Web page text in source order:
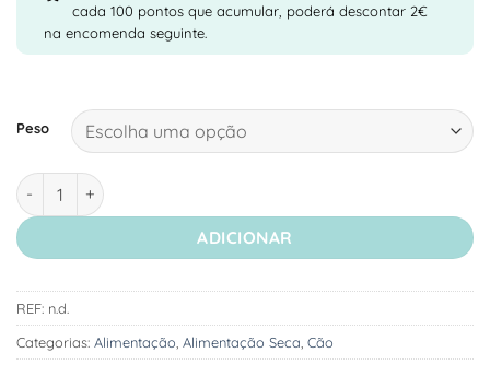
cada 100 pontos que acumular, poderá descontar 2€
na encomenda seguinte.
Peso
Quantidade de Josera Balance - Ração Seca para Cão Sénior
ADICIONAR
REF: n.d.
Categorias: Alimentação Alimentação Seca Cão